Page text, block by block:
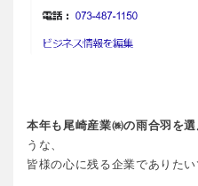
本年も尾崎産業㈱の雨合羽を
うな、
皆様の心に残る企業でありたい